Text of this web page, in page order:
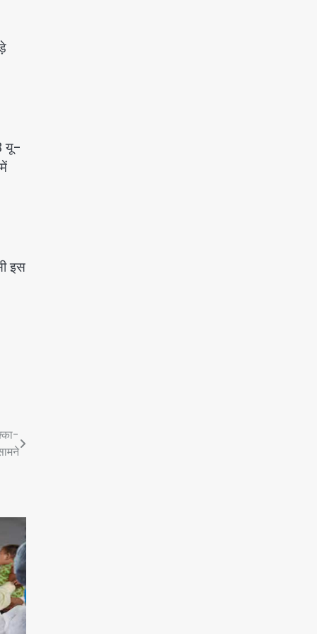
यू-
इस